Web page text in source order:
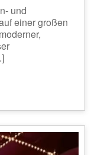
und
einer großen